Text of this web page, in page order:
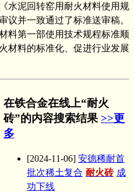
水泥回转窑用耐火材料使用规
议并一致通过了标准送审稿。
料第一部使用技术规程标准顺
材料的标准化、促进行业发展
在铁合金在线上“耐火
砖”的内容搜索结果 >>更
多
[2024-11-06] 安德稀耐首
批次稀土复合 耐火砖 成
功下线